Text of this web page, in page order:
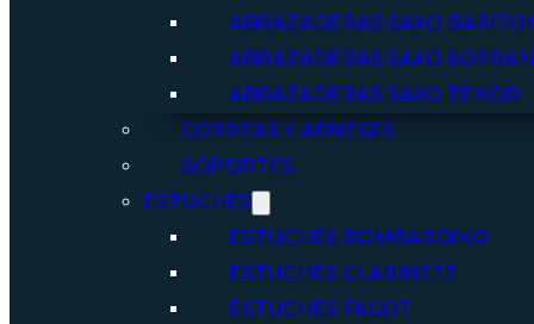
ABRAZADERAS SAXO
ABRAZADERAS SAXO
ABRAZADERAS SAXO TENOR
CORREAS Y ARNESES
SOPORTES
ESTUCHES
ESTUCHES BOMBARDINO
ESTUCHES CLARINETE
ESTUCHES FAGOT